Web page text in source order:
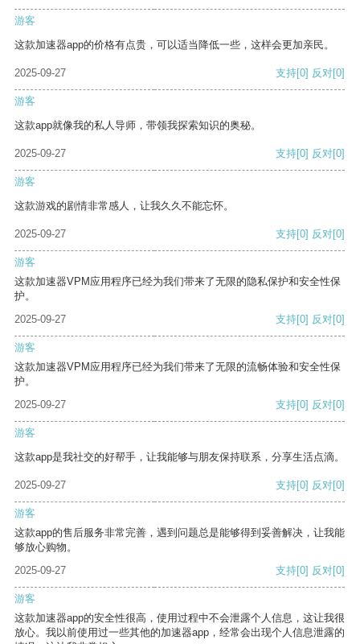
游客
这款加速器app的价格有点贵，可以适当降低一些，这样会更加亲民。
2025-09-27 支持[0] 反对[0]
游客
这款app就像我的私人导师，带领我探索知识的奥秘。
2025-09-27 支持[0] 反对[0]
游客
这款游戏的剧情非常感人，让我久久不能忘怀。
2025-09-27 支持[0] 反对[0]
游客
这款加速器VPM应用程序已经为我们带来了无限的隐私保护和安全性保
护。
2025-09-27
支持[0] 反对[0]
游客
这款加速器VPM应用程序已经为我们带来了无限的流畅体验和安全性保
护。
2025-09-27
支持[0] 反对[0]
游客
这款app是我社交的好帮手，让我能够与朋友保持联系，分享生活点滴。
2025-09-27 支持[0] 反对[0]
游客
这款app的售后服务非常完善，遇到问题总是能够得到妥善解决，让我能
够放心购物。
2025-09-27
支持[0] 反对[0]
游客
这款加速器app的安全性很高，使用过程中不会泄露个人信息，这让我很
放心。我以前使用过一些其他的加速器app，经常会出现个人信息泄露的